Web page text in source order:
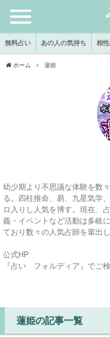
無料占い あの人の気持ち 相
ホーム 蓮姫
幼少期より不思議な体験を数
る。四柱推命、易、九星気学
ロ入りし人気を博す。現在、
義・イベントなど活動は多岐
ており数々の人気占師を輩出し
公式HP
『占い フォルディア』でご検
蓮姫の記事一覧